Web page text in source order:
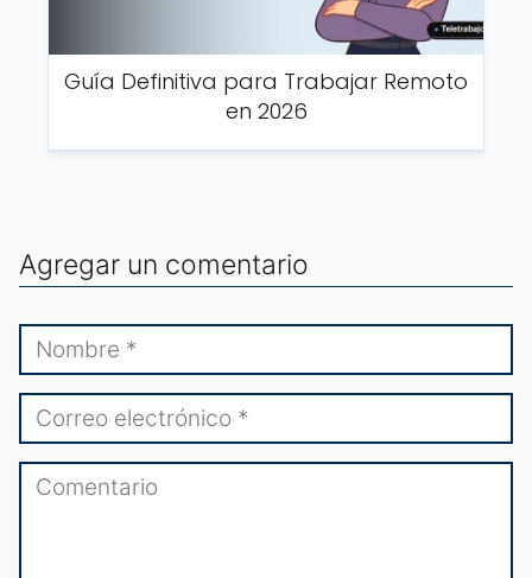
Guía Definitiva para Trabajar Remoto
en 2026
Agregar un comentario